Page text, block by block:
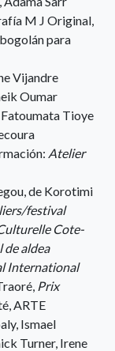
M J Original,
para
Vijandre
Oumar
Tioye
Atelier
de Korotimi
festival
Cote-
aldea
International
Prix
ARTE
Ismael
Turner, Irene